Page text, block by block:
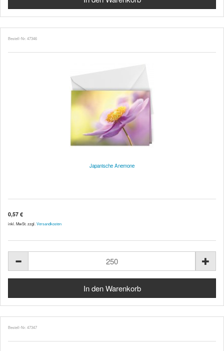
Bestell-Nr. 47346
Japanische Anemone
0,57 €
inkl. MwSt. zzgl. Versandkosten
Bestell-Nr. 47347